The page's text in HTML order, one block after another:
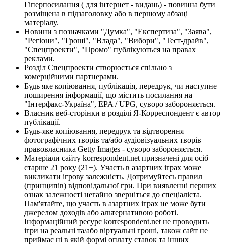
Гіперпосилання ( для інтернет - видань) - повинна бути
розміщена в підзаголовку або в першому абзаці
матеріалу.
Новини з позначками "Думка", "Експертиза", "Заява",
"Регіони", "Гроші", "Влада", "Вибори", "Тест-драйв",
"Спецпроекти", "Промо" публікуються на правах
реклами.
Розділ Спецпроекти створюється спільно з
комерційними партнерами.
Будь яке копіювання, публікація, передрук, чи наступне
поширення інформації, що містить посилання на
"Інтерфакс-Україна", EPA / UPG, суворо забороняється.
Власник веб-сторінки в розділі Я-Корреспондент є автор
публікації.
Будь-яке копіювання, передрук та відтворення
фотографічних творів та/або аудіовізуальних творів
правовласника Getty Images - суворо забороняється.
Матеріали сайту korrespondent.net призначені для осіб
старше 21 року (21+). Участь в азартних іграх може
викликати ігрову залежність. Дотримуйтесь правил
(принципів) відповідальної гри. При виявленні перших
ознак залежності негайно зверніться до спеціаліста.
Пам'ятайте, що участь в азартних іграх не може бути
джерелом доходів або альтернативою роботі.
Інформаційний ресурс korrespondent.net не проводить
ігри на реальні та/або віртуальні гроші, також сайт не
приймає ні в якій формі оплату ставок та інших